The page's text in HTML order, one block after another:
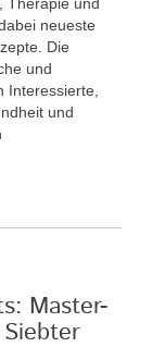
neueste
Die
und
Interessierte,
und
Master-